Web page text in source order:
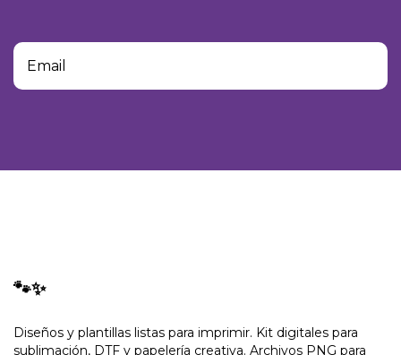
🐾✨
Diseños y plantillas listas para imprimir. Kit digitales para
sublimación, DTF y papelería creativa. Archivos PNG para